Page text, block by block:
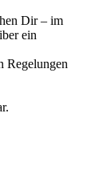
Dir – im
ein
Regelungen